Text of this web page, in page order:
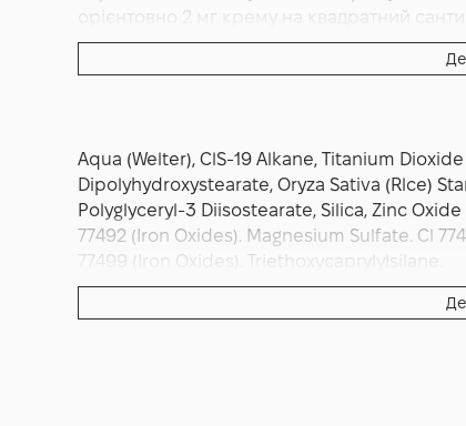
орієнтовно 2 мг крему на квадратний
вказівного й середнього пальців (правило
про вушні раковини, шию, зону декольте;
щоденного цілорічного використання
хмари й скло. Для післяпроцедурного
дотримуючись інструкцій лікаря-
прямого сонячного світла.
Aqua (Welter), ClS-19 Alkane, Titanium
Dipolyhydroxystearate, Oryza Sativa (Rlce)
Polyglyceryl-3 Diisostearate, Silica, Zinc
77492 (Iron Oxides). Magnesium Sulfate. Cl
77499 (Iron Oxides). Triethoxycaprylylsilane.